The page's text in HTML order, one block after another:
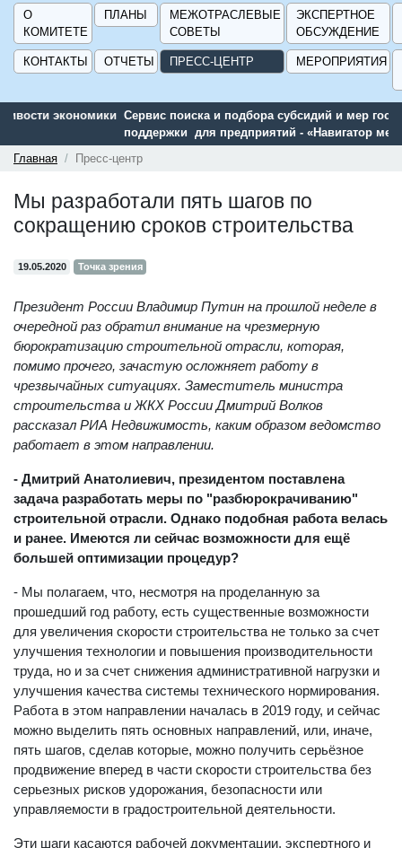
О
КОМИТЕТЕ
ПЛАНЫ
МЕЖОТРАСЛЕВЫЕ
СОВЕТЫ
ЭКСПЕРТНОЕ
ОБСУЖДЕНИЕ
КОНТАКТЫ ОТЧЕТЫ ПРЕСС-ЦЕНТР МЕРОПРИЯТИЯ
Сервис поиска и подбора субсидий и мер государственной
поддержки для предприятий - «Навигатор мер поддержки
ГИСП».
Мы разработали пять шагов по
сокращению сроков строительства
Президент России Владимир Путин на прошлой неделе в
очередной раз обратил внимание на чрезмерную
бюрократизацию строительной отрасли, которая,
помимо прочего, зачастую осложняет работу в
чрезвычайных ситуациях. Заместитель министра
строительства и ЖКХ России Дмитрий Волков
рассказал РИА Недвижимость, каким образом ведомство
- Дмитрий Анатолиевич, президентом поставлена
задача разработать меры по "разбюрокрачиванию"
строительной отрасли. Однако подобная работа велась
и ранее. Имеются ли сейчас возможности для ещё
- Мы полагаем, что, несмотря на проделанную за
прошедший год работу, есть существенные возможности
для увеличения скорости строительства не только за счет
улучшения технологии и повышения производительности
труда, но и за счет снижения административной нагрузки и
улучшения качества системы технического нормирования.
Работа в этом направлении началась в 2019 году, и сейчас
можно выделить пять основных направлений, или, иначе,
пять шагов, сделав которые, можно получить серьёзное
продвижение вперед в части скорости строительства без
серьезных рисков удорожания, безопасности или